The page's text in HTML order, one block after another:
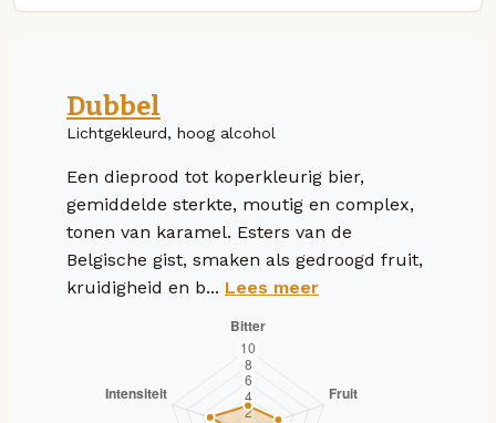
Dubbel
Lichtgekleurd, hoog alcohol
Een dieprood tot koperkleurig bier,
gemiddelde sterkte, moutig en complex,
tonen van karamel. Esters van de
Belgische gist, smaken als gedroogd fruit,
kruidigheid en b... Lees meer